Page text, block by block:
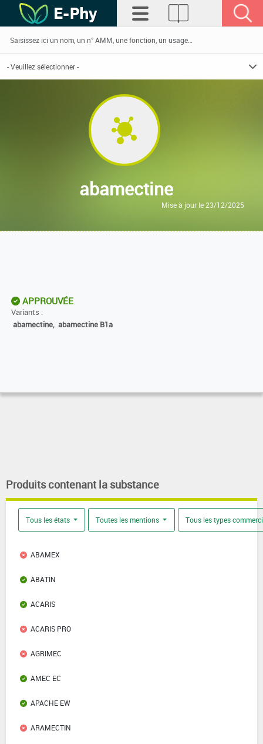
abamectine
Mise à jour le 23/12/2025
APPROUVÉE
Variants :
abamectine, abamectine B1a
Produits contenant la substance
Tous les états Toutes les mentions Tous les types
ABAMEX
ABATIN
ACARIS
ACARIS PRO
AGRIMEC
AMEC EC
APACHE EW
ARAMECTIN